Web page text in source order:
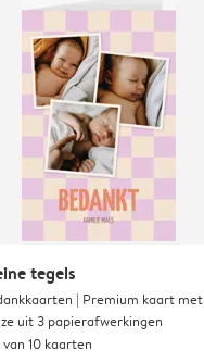
tegels
| Premium kaart met
uit 3 papierafwerkingen
10 kaarten